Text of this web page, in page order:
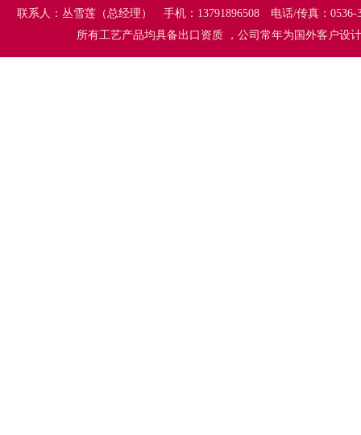
联系人：丛雪莲（总经理） 手机：13791896508 电话/传真：
所有工艺产品均具备出口资质 ，公司常年为国外客户设